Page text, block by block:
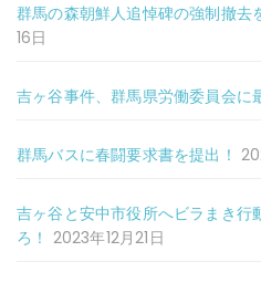
群馬の森朝鮮人追悼碑の強制撤去
16日
吉ヶ谷事件、群馬県労働委員会に
群馬バスに春闘要求書を提出！
吉ヶ谷と安中市役所へビラまき行
ろ！ 2023年12月21日